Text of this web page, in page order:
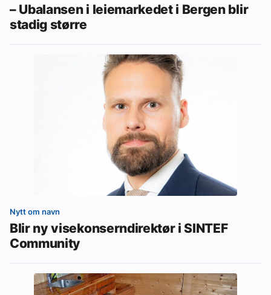
– Ubalansen i leiemarkedet i Bergen blir
stadig større
Nytt om navn
Blir ny visekonserndirektør i SINTEF
Community